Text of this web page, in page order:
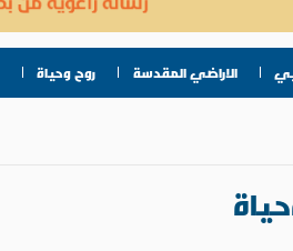
الاراضي المقدسة روح وحياة